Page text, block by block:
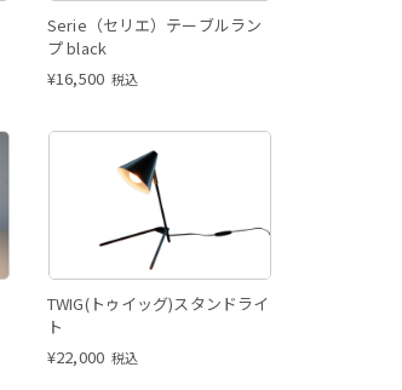
Serie（セリエ）テーブルラン
プ black
¥16,500 税込
TWIG(トゥイッグ)スタンドライ
ト
¥22,000 税込